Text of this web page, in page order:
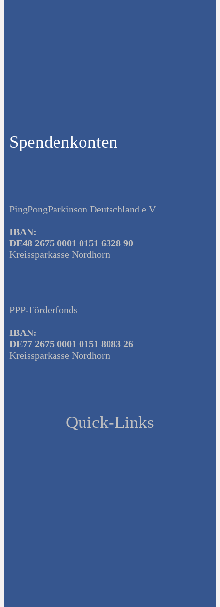
Spendenkonten
PingPongParkinson Deutschland e.V.
IBAN:
DE48 2675 0001 0151 6328 90
Kreissparkasse Nordhorn
PPP-Förderfonds
IBAN:
DE77 2675 0001 0151 8083 26
Kreissparkasse Nordhorn
Quick-Links